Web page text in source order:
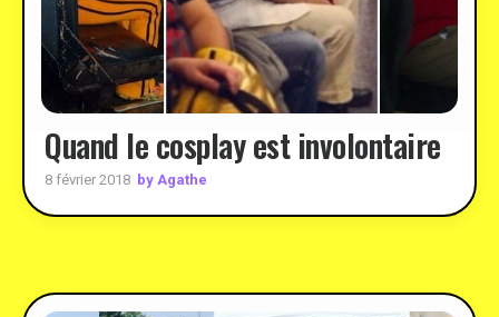
Quand le cosplay est involontaire
8 février 2018 by Agathe